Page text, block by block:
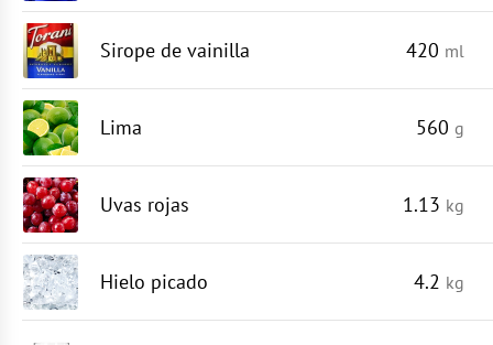
Sirope de vainilla 420 ml
Lima 560 g
Uvas rojas 1.13 kg
Hielo picado 4.2 kg